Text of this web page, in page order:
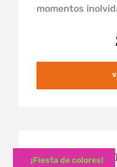
momentos
¡Fiesta de colores!
Fiesta Holly